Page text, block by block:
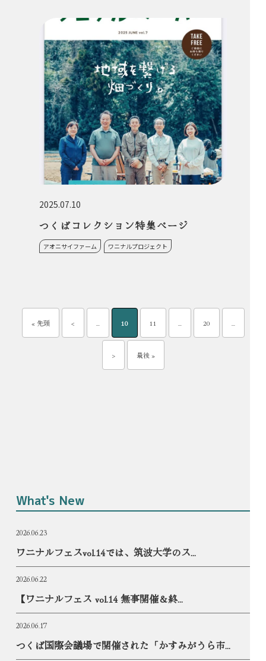
2025.07.10
つくばコレクション特集ページ
アオニサイファーム ワニナルプロジェクト
« 先頭 < ... 10 11 ... 20 ...
> 最後 »
What's New
2026.06.23
ワニナルフェスvol.14では、筑波大学のス...
2026.06.22
【ワニナルフェス vol.14 無事開催＆終...
2026.06.17
つくば国際会議場で開催された「かすみがうら市...